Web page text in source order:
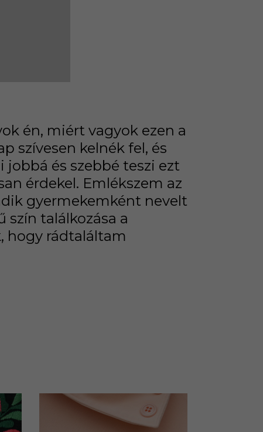
én, miért vagyok ezen a
szívesen kelnék fel, és
és szebbé teszi ezt
érdekel. Emlékszem az
gyermekemként nevelt
szín találkozása a
hogy rádtaláltam